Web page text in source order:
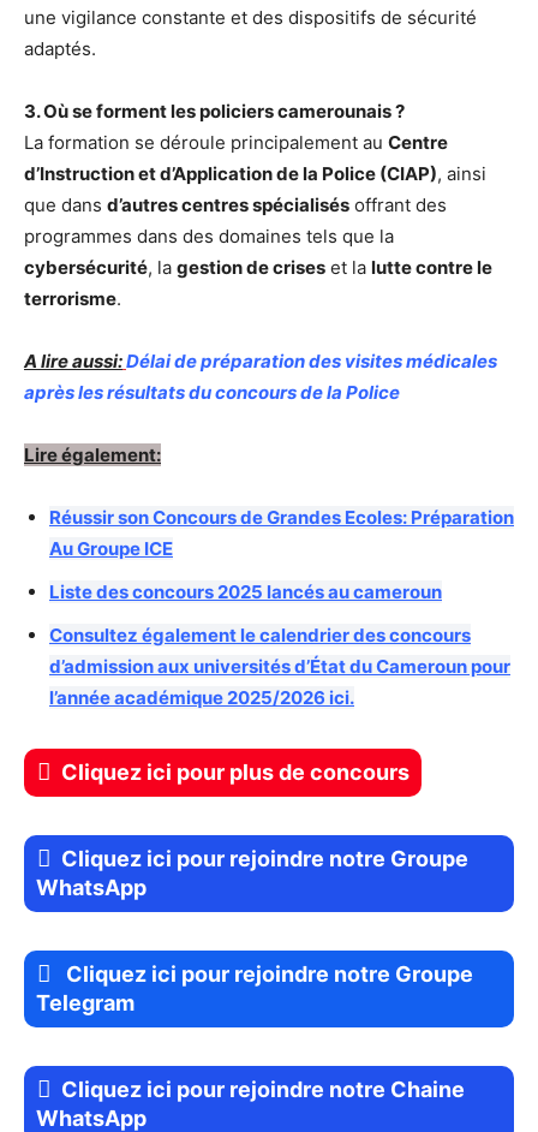
une vigilance constante et des dispositifs de sécurité
adaptés.
3. Où se forment les policiers camerounais ?
La formation se déroule principalement au Centre
d’Instruction et d’Application de la Police (CIAP), ainsi
que dans d’autres centres spécialisés offrant des
programmes dans des domaines tels que la
cybersécurité, la gestion de crises et la lutte contre le
terrorisme.
A lire aussi:Délai de préparation des visites médicales
après les résultats du concours de la Police
Lire également:
Réussir son Concours de Grandes Ecoles: Préparation
Au Groupe ICE
Liste des concours 2025 lancés au cameroun
Consultez également le calendrier des concours
d’admission aux universités d’État du Cameroun pour
l’année académique 2025/2026 ici.
Cliquez ici pour plus de concours
Cliquez ici pour rejoindre notre Groupe
WhatsApp
Cliquez ici pour rejoindre notre Groupe
Telegram
Cliquez ici pour rejoindre notre Chaine
WhatsApp